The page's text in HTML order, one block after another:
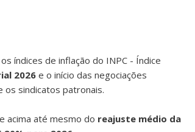
índices de inflação do INPC - Índice
2026e o início das negociações
os sindicatos patronais.
e acima até mesmo do reajuste médio da